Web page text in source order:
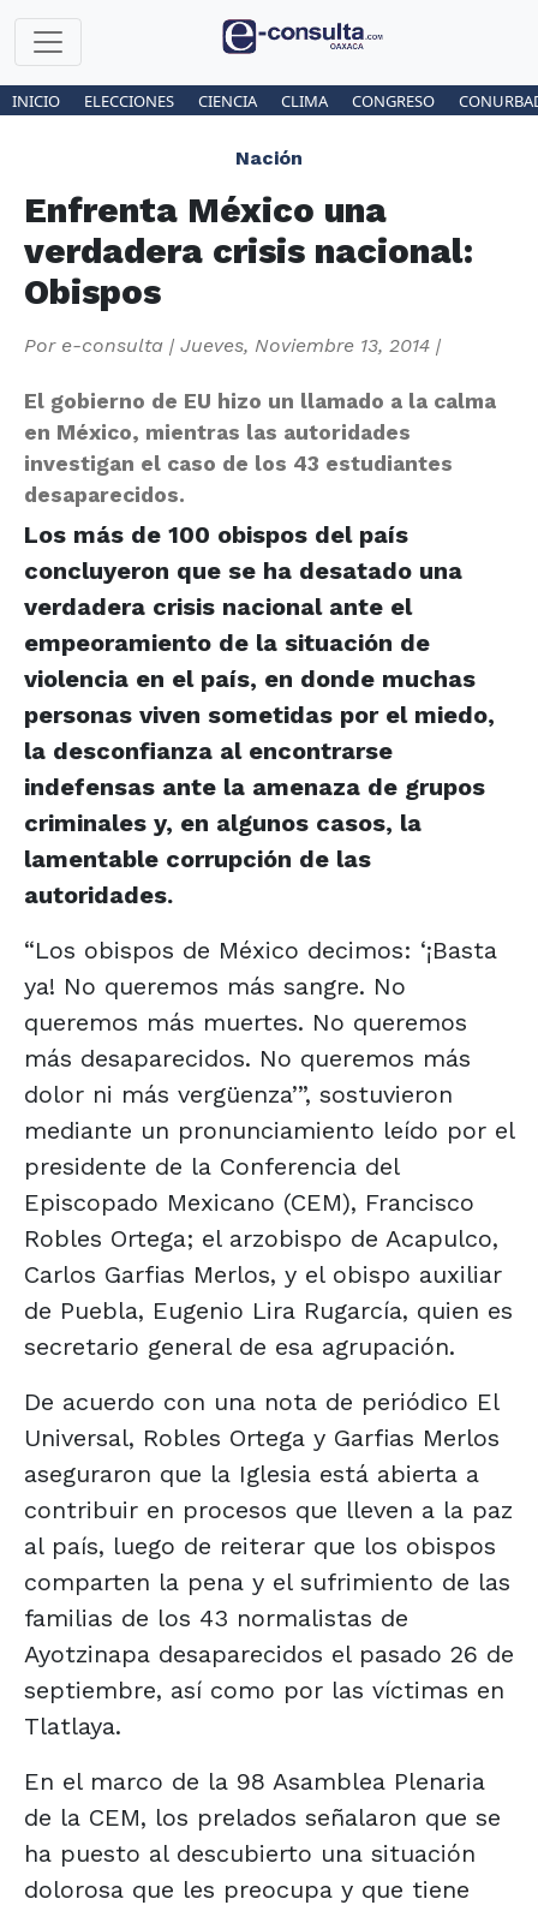
INICIO ELECCIONES CIENCIA CLIMA CONGRESO
Nación
Enfrenta México una
verdadera crisis nacional:
Obispos
Por e-consulta | Jueves, Noviembre 13, 2014 |
El gobierno de EU hizo un llamado a la calma
en México, mientras las autoridades
investigan el caso de los 43 estudiantes
desaparecidos.
Los más de 100 obispos del país
concluyeron que se ha desatado una
verdadera crisis nacional ante el
empeoramiento de la situación de
violencia en el país, en donde muchas
personas viven sometidas por el miedo,
la desconfianza al encontrarse
indefensas ante la amenaza de grupos
criminales y, en algunos casos, la
lamentable corrupción de las
autoridades.
“Los obispos de México decimos: ‘¡Basta
ya! No queremos más sangre. No
queremos más muertes. No queremos
más desaparecidos. No queremos más
dolor ni más vergüenza’”, sostuvieron
mediante un pronunciamiento leído por el
presidente de la Conferencia del
Episcopado Mexicano (CEM), Francisco
Robles Ortega; el arzobispo de Acapulco,
Carlos Garfias Merlos, y el obispo auxiliar
de Puebla, Eugenio Lira Rugarcía, quien es
secretario general de esa agrupación.
De acuerdo con una nota de periódico El
Universal, Robles Ortega y Garfias Merlos
aseguraron que la Iglesia está abierta a
contribuir en procesos que lleven a la paz
al país, luego de reiterar que los obispos
comparten la pena y el sufrimiento de las
familias de los 43 normalistas de
Ayotzinapa desaparecidos el pasado 26 de
septiembre, así como por las víctimas en
Tlatlaya.
En el marco de la 98 Asamblea Plenaria
de la CEM, los prelados señalaron que se
ha puesto al descubierto una situación
dolorosa que les preocupa y que tiene